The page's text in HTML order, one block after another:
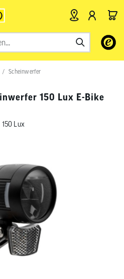
Verwende
Pfeile
nach
um
Scheinwerfer
150 Lux E-Bike
Lux